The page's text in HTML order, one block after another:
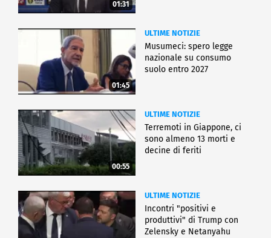
01:31
01:45
ULTIME NOTIZIE
Musumeci: spero legge
nazionale su consumo
suolo entro 2027
00:55
ULTIME NOTIZIE
Terremoti in Giappone, ci
sono almeno 13 morti e
decine di feriti
ULTIME NOTIZIE
Incontri "positivi e
produttivi" di Trump con
Zelensky e Netanyahu